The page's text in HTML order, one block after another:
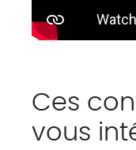
Ces
vous